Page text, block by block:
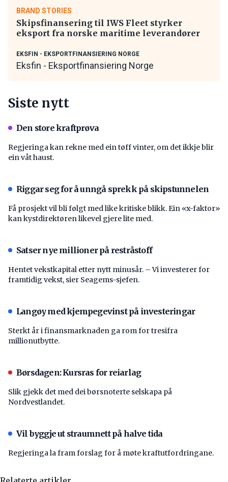
BRAND STORIES
Skipsfinansering til IWS Fleet styrker
eksport fra norske maritime leverandører
EKSFIN - EKSPORTFINANSIERING NORGE
Eksfin - Eksportfinansiering Norge
Siste nytt
Den store kraftprøva
Regjeringa kan rekne med ein tøff vinter, om det ikkje blir
ein våt haust.
Riggar seg for å unngå sprekk på skipstunnelen
Få prosjekt vil bli følgt med like kritiske blikk. Ein «x-faktor»
kan kystdirektøren likevel gjere lite med.
Satser nye millioner på restråstoff
Hentet vekstkapital etter nytt minusår. – Vi investerer for
framtidig vekst, sier Seagems-sjefen.
Langøy med kjempegevinst på investeringar
Sterkt år i finansmarknaden ga rom for tresifra
millionutbytte.
Børsdagen: Kursras for reiarlag
Slik gjekk det med dei børsnoterte selskapa på
Nordvestlandet.
Vil byggje ut straumnett på halve tida
Regjeringa la fram forslag for å møte kraftutfordringane.